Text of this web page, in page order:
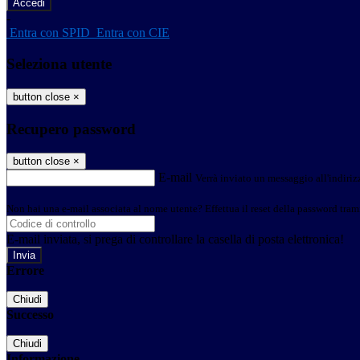
-
Entra con SPID Entra con CIE
Seleziona utente
button close ×
Recupero password
button close ×
E-mail Verrà inviato un messaggio
Non hai una e-mail associata al nome utente? Effettua il reset della password
E-mail inviata, si prega di controllare la casella di posta elettronica!
Errore
Chiudi
Successo
Chiudi